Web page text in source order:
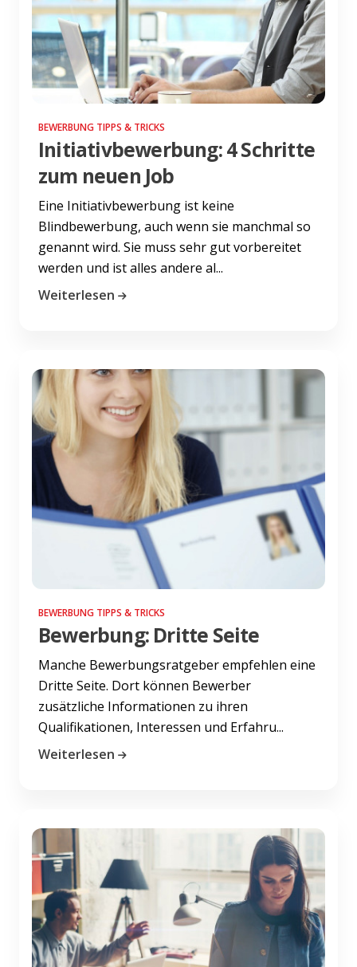
BEWERBUNG TIPPS & TRICKS
Initiativbewerbung: 4 Schritte
zum neuen Job
Eine Initiativbewerbung ist keine
Blindbewerbung, auch wenn sie manchmal so
genannt wird. Sie muss sehr gut vorbereitet
werden und ist alles andere al...
Weiterlesen
BEWERBUNG TIPPS & TRICKS
Bewerbung: Dritte Seite
Manche Bewerbungsratgeber empfehlen eine
Dritte Seite. Dort können Bewerber
zusätzliche Informationen zu ihren
Qualifikationen, Interessen und Erfahru...
Weiterlesen